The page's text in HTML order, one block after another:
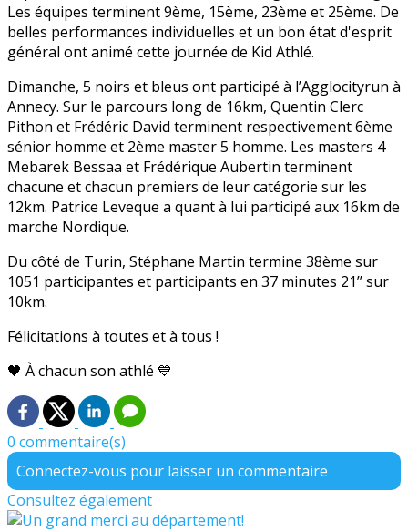
Les équipes terminent 9ème, 15ème, 23ème et 25ème. De
belles performances individuelles et un bon état d'esprit
général ont animé cette journée de Kid Athlé.
Dimanche, 5 noirs et bleus ont participé à l’Agglocityrun à
Annecy. Sur le parcours long de 16km, Quentin Clerc
Pithon et Frédéric David terminent respectivement 6ème
sénior homme et 2ème master 5 homme. Les masters 4
Mebarek Bessaa et Frédérique Aubertin terminent
chacune et chacun premiers de leur catégorie sur les
12km. Patrice Leveque a quant à lui participé aux 16km de
marche Nordique.
Du côté de Turin, Stéphane Martin termine 38ème sur
1051 participantes et participants en 37 minutes 21’’ sur
10km.
Félicitations à toutes et à tous !
🖤 À chacun son athlé 💙
0 commentaire(s)
Connectez-vous pour laisser un commentaire
Consultez également